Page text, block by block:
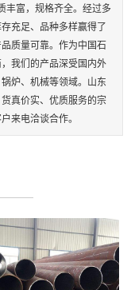
丰富，规格齐全。经过多
充足、品种多样赢得了
质量可靠。作为中国石
我们的产品深受国内外
炉、机械等领域。山东
真价实、优质服务的宗
来电洽谈合作。